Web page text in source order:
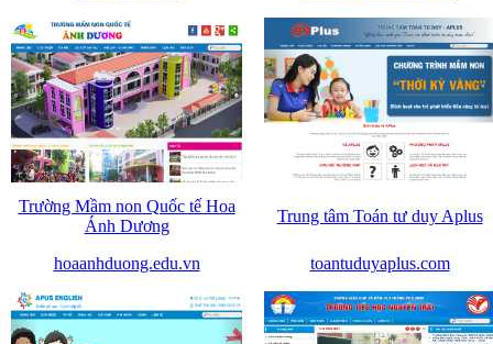
Trường Mầm non Quốc tế Hoa
Ánh Dương
hoaanhduong.edu.vn
Trung tâm Toán tư duy Aplus
toantuduyaplus.com